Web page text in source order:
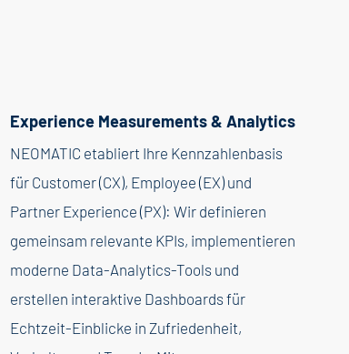
Experience Measurements & Analytics
NEOMATIC etabliert Ihre Kennzahlenbasis
für Customer (CX), Employee (EX) und
Partner Experience (PX): Wir definieren
gemeinsam relevante KPIs, implementieren
moderne Data-Analytics-Tools und
erstellen interaktive Dashboards für
Echtzeit-Einblicke in Zufriedenheit,